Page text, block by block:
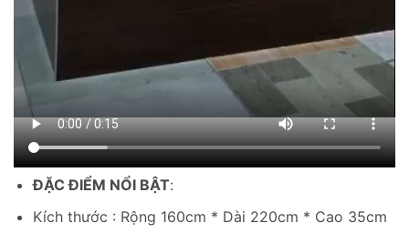
ĐẶC ĐIỂM NỔI BẬT:
Kích thước : Rộng 160cm * Dài 220cm * Cao 35cm